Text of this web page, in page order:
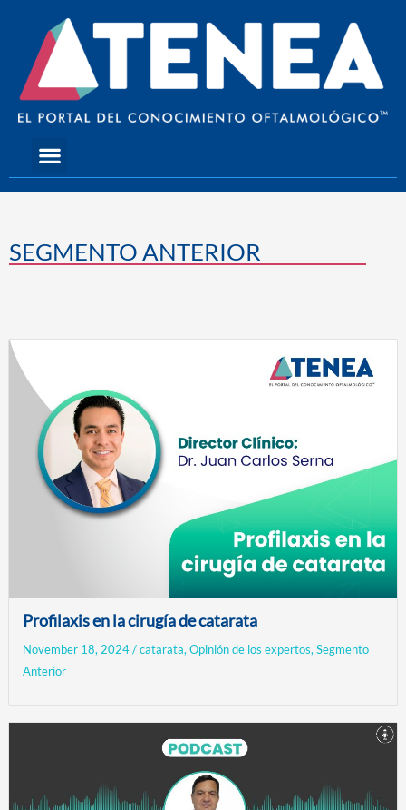
content
Menu
SEGMENTO ANTERIOR
Profilaxis en la cirugía de catarata
November 18, 2024/catarata,Opinión de los expertos,Segmento
Anterior